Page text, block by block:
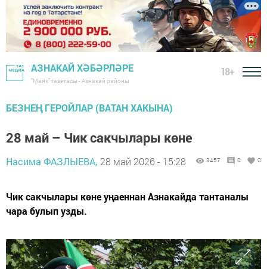
АЗНАКАЙ ХӘБӘРЛӘРЕ
"Маяк" газетасы - Азнакай районы
18+
БЕЗНЕҢ ГЕРОЙЛАР (ВАТАН ХАКЫНА)
28 май – Чик сакчылары көне
Насима ФАЗЛЫЕВА, 28 май 2026 - 15:28 3457 0 0
Чик сакчылары көне уңаеннан Азнакайда тантаналы
чара булып узды.